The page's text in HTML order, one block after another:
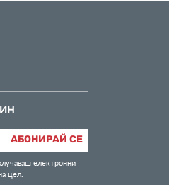
АБОНИРАЙ СЕ
електронни
цел.